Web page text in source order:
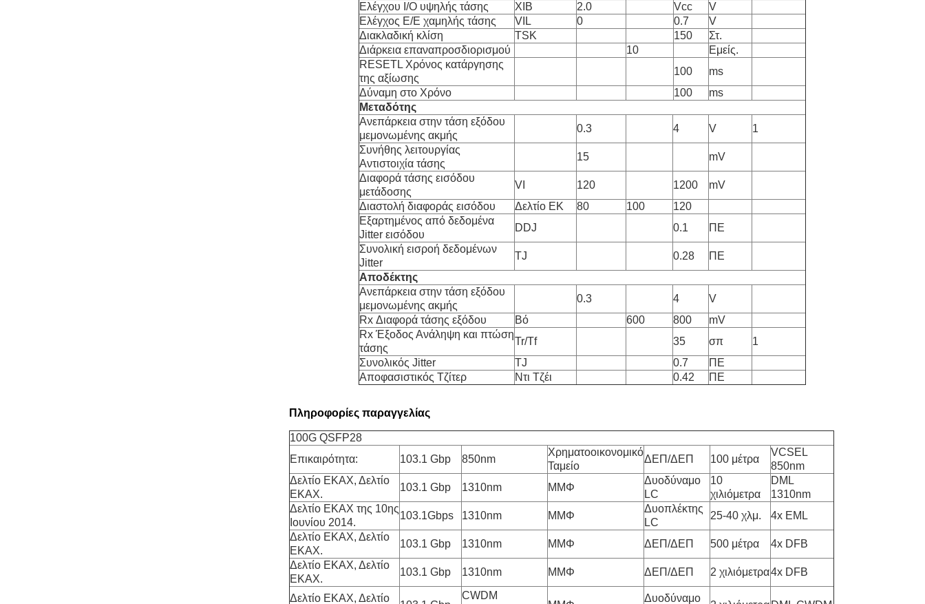
Ελέγχου I/O υψηλής τάσης
ΧΙΒ 2.0 Vcc
V
Ελέγχος Ε/Ε χαμηλής τάσης
VIL 0 0.7
V
Διακλαδική κλίση
TSK 150
Στ.
Διάρκεια επαναπροσδιορισμού
10
Εμείς.
RESETL Χρόνος κατάργησης
της αξίωσης
100
ms
Δύναμη στο Χρόνο
100
ms
Μεταδότης
Ανεπάρκεια στην τάση εξόδου
μεμονωμένης ακμής
0.3 4 V
1
Συνήθης λειτουργίας
Αντιστοιχία τάσης
15
mV
Διαφορά τάσης εισόδου
μετάδοσης
VI 120 1200
mV
Διαστολή διαφοράς εισόδου
Δελτίο ΕΚ 80 100
120
Εξαρτημένος από δεδομένα
Jitter εισόδου
DDJ 0.1
ΠΕ
Συνολική εισροή δεδομένων
Jitter
TJ 0.28
ΠΕ
Αποδέκτης
Ανεπάρκεια στην τάση εξόδου
μεμονωμένης ακμής
0.3 4
V
Rx Διαφορά τάσης εξόδου
Βό 600 800
mV
Rx Έξοδος Ανάληψη και πτώση
τάσης
Tr/Tf 35 σπ
1
Συνολικός Jitter
TJ 0.7
ΠΕ
Αποφασιστικός Τζίτερ
Ντι Τζέι 0.42 ΠΕ
Πληροφορίες παραγγελίας
100G QSFP28
Επικαιρότητα:
103.1 Gbp 850nm
Χρηματοοικονομικό
Ταμείο
ΔΕΠ/ΔΕΠ 100 μέτρα
VCSEL
850nm
Δελτίο ΕΚΑΧ, Δελτίο
ΕΚΑΧ.
103.1 Gbp 1310nm ΜΜΦ
Δυοδύναμο
LC
10
χιλιόμετρα
DML
1310nm
Δελτίο ΕΚΑΧ της 10ης
Ιουνίου 2014.
103.1Gbps 1310nm ΜΜΦ
Δυοπλέκτης
LC
25-40 χλμ.
4x EML
Δελτίο ΕΚΑΧ, Δελτίο
ΕΚΑΧ.
103.1 Gbp 1310nm ΜΜΦ ΔΕΠ/ΔΕΠ 500 μέτρα
4x DFB
Δελτίο ΕΚΑΧ, Δελτίο
ΕΚΑΧ.
103.1 Gbp 1310nm ΜΜΦ ΔΕΠ/ΔΕΠ 2 χιλιόμετρα4x DFB
Δελτίο ΕΚΑΧ, Δελτίο
CWDM
Δυοδύναμο